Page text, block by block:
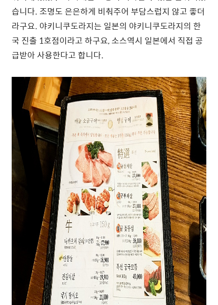
습니다. 조명도 은은하게 비춰주어 부담스럽지 않고 좋더
라구요. 야키니쿠도라지는 일본의 야키니쿠도라지의 한
국 진출 1호점이라고 하구요, 소스역시 일본에서 직접 공
급받아 사용한다고 합니다.